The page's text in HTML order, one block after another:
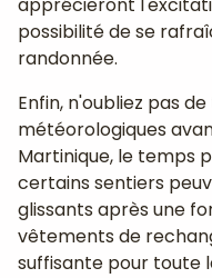
apprécieront
possibilité de se
randonnée.
Enfin, n'oubliez pas
météorologiques
Martinique, le temps
certains sentiers
glissants après une
vêtements de
suffisante pour toute